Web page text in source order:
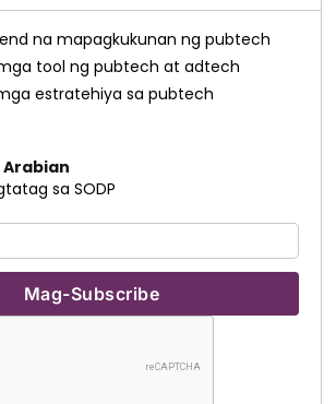
na mapagkukunan ng pubtech
tool ng pubtech at adtech
estratehiya sa pubtech
Arabian
sa SODP